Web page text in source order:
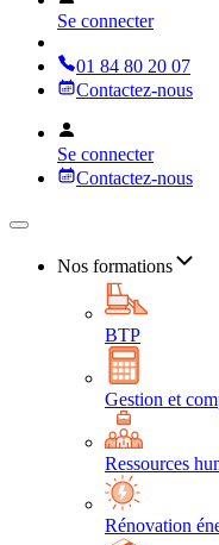
Se connecter
01 84 80 20 07
Contactez-nous
Se connecter
Contactez-nous
Nos formations
BTP
Gestion et
Ressources
Rénovation